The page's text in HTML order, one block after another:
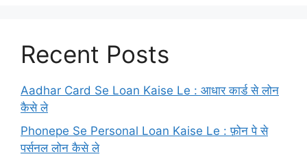
Recent Posts
Aadhar Card Se Loan Kaise Le : आधार कार्ड से लोन
कैसे ले
Phonepe Se Personal Loan Kaise Le : फ़ोन पे से
पर्सनल लोन कैसे ले